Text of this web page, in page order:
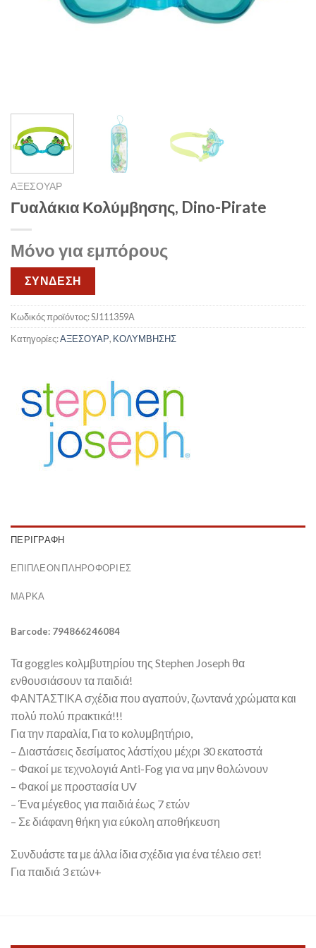
ΑΞΕΣΟΥΑΡ
Γυαλάκια Κολύμβησης, Dino-Pirate
Μόνο για εμπόρους
ΣΥΝΔΕΣΗ
Κωδικός προϊόντος:SJ111359A
Κατηγορίες:ΑΞΕΣΟΥΑΡ, ΚΟΛΥΜΒΗΣΗΣ
ΠΕΡΙΓΡΑΦΉ
ΕΠΙΠΛΈΟΝ ΠΛΗΡΟΦΟΡΊΕΣ
ΜΆΡΚΑ
Barcode: 794866246084
Τα goggles κολμβυτηρίου της Stephen Joseph θα
ενθουσιάσουν τα παιδιά!
ΦΑΝΤΑΣΤΙΚΑ σχέδια που αγαπούν, ζωντανά χρώματα και
πολύ πολύ πρακτικά!!!
Για την παραλία, Για το κολυμβητήριο,
– Διαστάσεις δεσίματος λάστίχου μέχρι 30 εκατοστά
– Φακοί με τεχνολογιά Anti-Fog για να μην θολώνουν
– Φακοί με προστασία UV
– Ένα μέγεθος για παιδιά έως 7 ετών
– Σε διάφανη θήκη για εύκολη αποθήκευση
Συνδυάστε τα με άλλα ίδια σχέδια για ένα τέλειο σετ!
Για παιδιά 3 ετών+